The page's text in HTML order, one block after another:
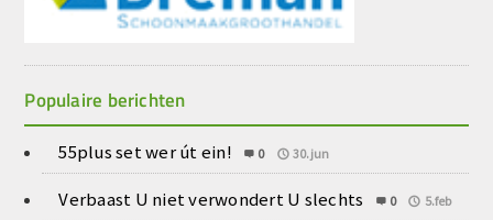
Populaire berichten
55plus set wer út ein! 0 30.jun
Verbaast U niet verwondert U slechts 0 5.feb